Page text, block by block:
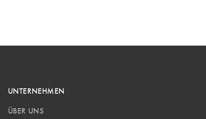
UNTERNEHMEN
ÜBER UNS